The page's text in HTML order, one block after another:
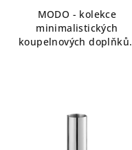
MODO - kolekce
minimalistických
koupelnových doplňků.